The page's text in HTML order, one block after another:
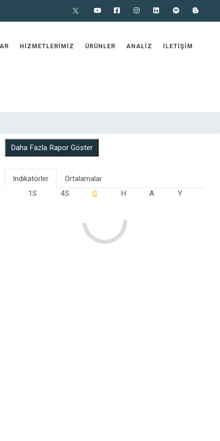
X Youtube FacebookInstagramLinkedinSpotify
HIZMETLERIMIZ ÜRÜNLER ANALIZ İLETIŞIM
Daha Fazla Rapor Göster
Indikatörler
Ortalamalar
1S
4S G H A Y